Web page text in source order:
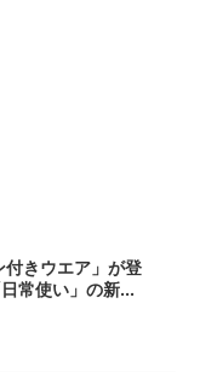
付きウエア」が登
常使い」の新...